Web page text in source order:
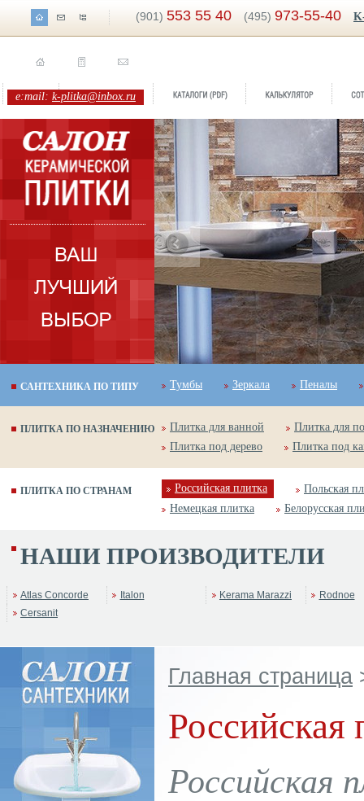
(901) 553 55 40 (495) 973-55-40
e:mail: k-plitka@inbox.ru
Бренд:Марс
Коллекция: М-Квадрат
САНТЕХНИКА ПО ТИПУ Тумбы Зеркала Пеналы
ПЛИТКА ПО НАЗНАЧЕНИЮ Плитка для ванной
Плитка для
Плитка под дерево
Плитка под
ПЛИТКА ПО СТРАНАМ Российская плитка
Польская
Немецкая плитка
Белорусская
НАШИ ПРОИЗВОДИТЕЛИ
Atlas Concorde
Cersanit
Italon Kerama Marazzi Rodnoe
Главная страница
Российская